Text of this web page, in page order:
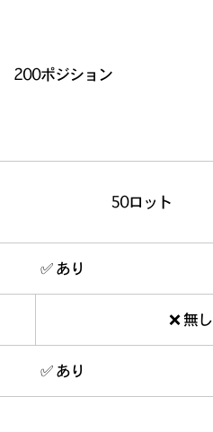
200ポジション
50ロット
✅ あり
❌ 無し
✅ あり